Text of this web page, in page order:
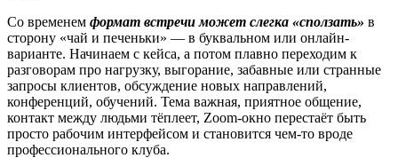
Со временем формат встречи может слегка «сползать» в
сторону «чай и печеньки» — в буквальном или онлайн-
варианте. Начинаем с кейса, а потом плавно переходим к
разговорам про нагрузку, выгорание, забавные или странные
запросы клиентов, обсуждение новых направлений,
конференций, обучений. Тема важная, приятное общение,
контакт между людьми тёплеет, Zoom-окно перестаёт быть
просто рабочим интерфейсом и становится чем-то вроде
профессионального клуба.